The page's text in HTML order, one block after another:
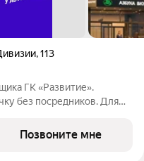
,113
ГК «Развитие».
без посредников. Для
Позвоните мне